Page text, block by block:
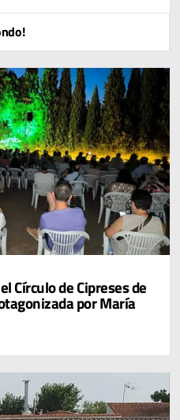
Círculo de Cipreses de
por María